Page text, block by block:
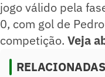
jogo válido pela
0, com gol de
competição. Veja
RELACIONADAS